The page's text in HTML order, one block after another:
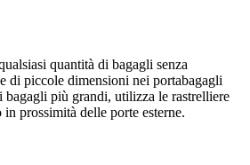
quantità di bagagli senza
di piccole dimensioni nei portabagagli
bagagli più grandi, utilizza le rastrelliere
prossimità delle porte esterne.